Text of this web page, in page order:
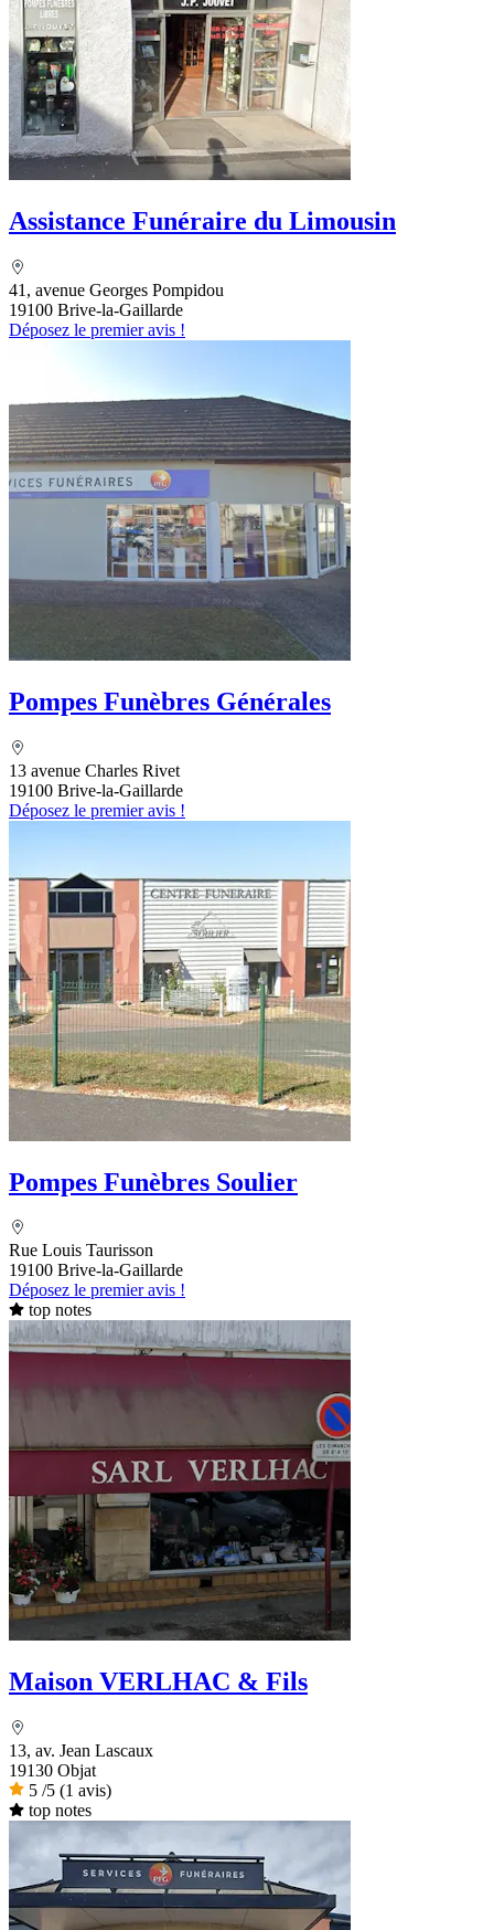
Assistance Funéraire du Limousin
41, avenue Georges Pompidou
19100 Brive-la-Gaillarde
Déposez le premier avis !
Pompes Funèbres Générales
13 avenue Charles Rivet
19100 Brive-la-Gaillarde
Déposez le premier avis !
Pompes Funèbres Soulier
Rue Louis Taurisson
19100 Brive-la-Gaillarde
Déposez le premier avis !
top notes
Maison VERLHAC & Fils
13, av. Jean Lascaux
19130 Objat
5 /5 (1 avis)
top notes